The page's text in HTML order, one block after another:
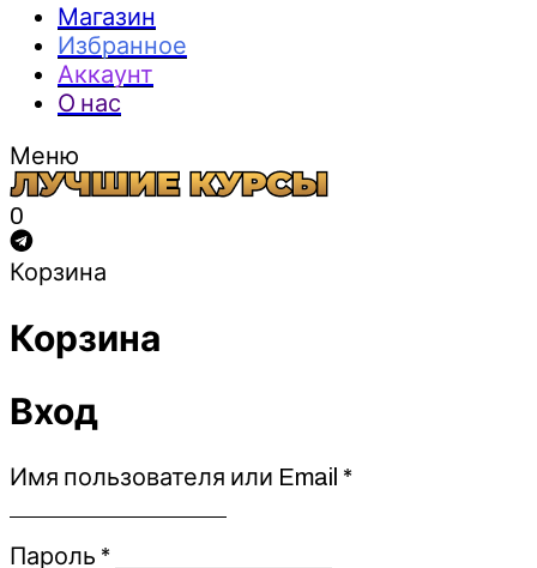
Магазин
Избранное
Аккаунт
О нас
Меню
0
Корзина
Корзина
Вход
Имя пользователя или Email *Обязательно
Пароль *Обязательно